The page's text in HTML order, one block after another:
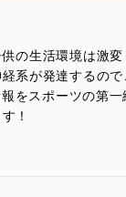
の生活環境は激
系が発達するの
をスポーツの第
！